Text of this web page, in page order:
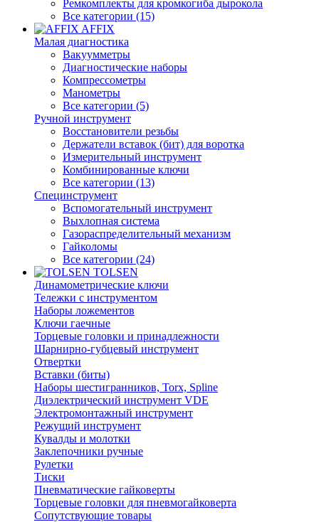
Ремкомплекты для кромкогиба дырокола
Все категории (15)
AFFIX
Малая диагностика
Вакуумметры
Диагностические наборы
Компрессометры
Манометры
Все категории (5)
Ручной инструмент
Восстановители резьбы
Держатели вставок (бит) для воротка
Измерительный инструмент
Комбинированные ключи
Все категории (13)
Специнструмент
Вспомогательный инструмент
Выхлопная система
Газораспределительный механизм
Гайколомы
Все категории (24)
TOLSEN
Динамометрические ключи
Тележки с инструментом
Наборы ложементов
Ключи гаечные
Торцевые головки и принадлежности
Шарнирно-губцевый инструмент
Отвертки
Вставки (биты)
Наборы шестигранников, Torx, Spline
Диэлектрический инструмент VDE
Электромонтажный инструмент
Режущий инструмент
Кувалды и молотки
Заклепочники ручные
Рулетки
Тиски
Пневматические гайковерты
Торцевые головки для пневмогайковерта
Сопутствующие товары